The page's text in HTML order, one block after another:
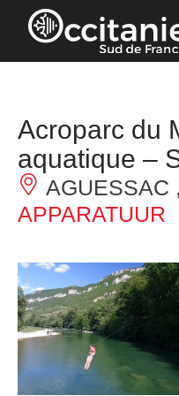
Cookies beheer paneel
Acroparc du
aquatique –
AGUESSAC
APPARATUUR